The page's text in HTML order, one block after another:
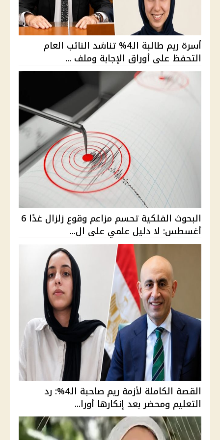
أسرة ريم طالبة الـ4% تناشد النائب العام
التحفظ على أوراق الإجابة وملف ...
البحوث الفلكية تحسم مزاعم وقوع زلزال غدًا 6
أغسطس: لا دليل علمي على ال...
القصة الكاملة لأزمة ريم صاحبة الـ4%: رد
التعليم ومحضر بعد إنكارها أورا...